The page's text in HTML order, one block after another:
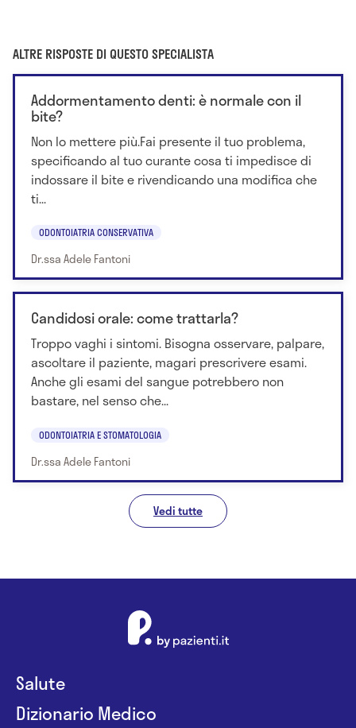
ALTRE RISPOSTE DI QUESTO SPECIALISTA
Addormentamento denti: è normale con il
bite?
Non lo mettere più.Fai presente il tuo problema,
specificando al tuo curante cosa ti impedisce di
indossare il bite e rivendicando una modifica che
ti...
ODONTOIATRIA CONSERVATIVA
Dr.ssa Adele Fantoni
Candidosi orale: come trattarla?
Troppo vaghi i sintomi. Bisogna osservare, palpare,
ascoltare il paziente, magari prescrivere esami.
Anche gli esami del sangue potrebbero non
bastare, nel senso che...
ODONTOIATRIA E STOMATOLOGIA
Dr.ssa Adele Fantoni
Vedi tutte
Salute
Dizionario Medico